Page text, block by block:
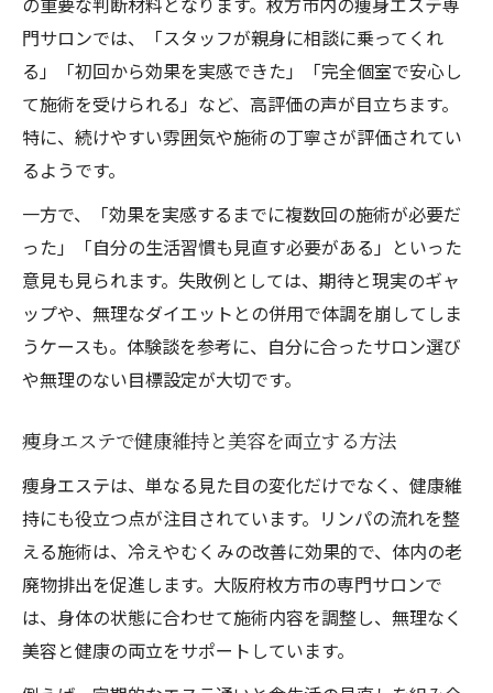
通いやすい痩身エステを選ぶポイント解説
継続できる痩身エステプランの選び方
痩身エステでモチベーションを維持するコ
ツ
忙しい方におすすめの痩身エステ活用法
門サロンでは、「スタッフが親身に相談に乗ってくれ
る」「初回から効果を実感できた」「完全個室で安心し
て施術を受けられる」など、高評価の声が目立ちます。
特に、続けやすい雰囲気や施術の丁寧さが評価されてい
るようです。
一方で、「効果を実感するまでに複数回の施術が必要だ
った」「自分の生活習慣も見直す必要がある」といった
意見も見られます。失敗例としては、期待と現実のギャ
ップや、無理なダイエットとの併用で体調を崩してしま
うケースも。体験談を参考に、自分に合ったサロン選び
や無理のない目標設定が大切です。
痩身エステで健康維持と美容を両立する方法
痩身エステは、単なる見た目の変化だけでなく、健康維
持にも役立つ点が注目されています。リンパの流れを整
える施術は、冷えやむくみの改善に効果的で、体内の老
廃物排出を促進します。大阪府枚方市の専門サロンで
は、身体の状態に合わせて施術内容を調整し、無理なく
美容と健康の両立をサポートしています。